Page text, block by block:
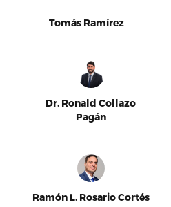
Tomás Ramírez
Dr. Ronald Collazo
Pagán
Ramón L. Rosario Cortés